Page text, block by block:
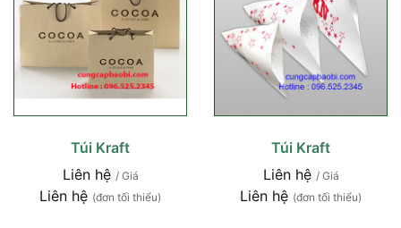
Túi Kraft
Liên hệ / Giá
Liên hệ (đơn tối thiểu)
Túi Kraft
Liên hệ / Giá
Liên hệ (đơn tối thiểu)